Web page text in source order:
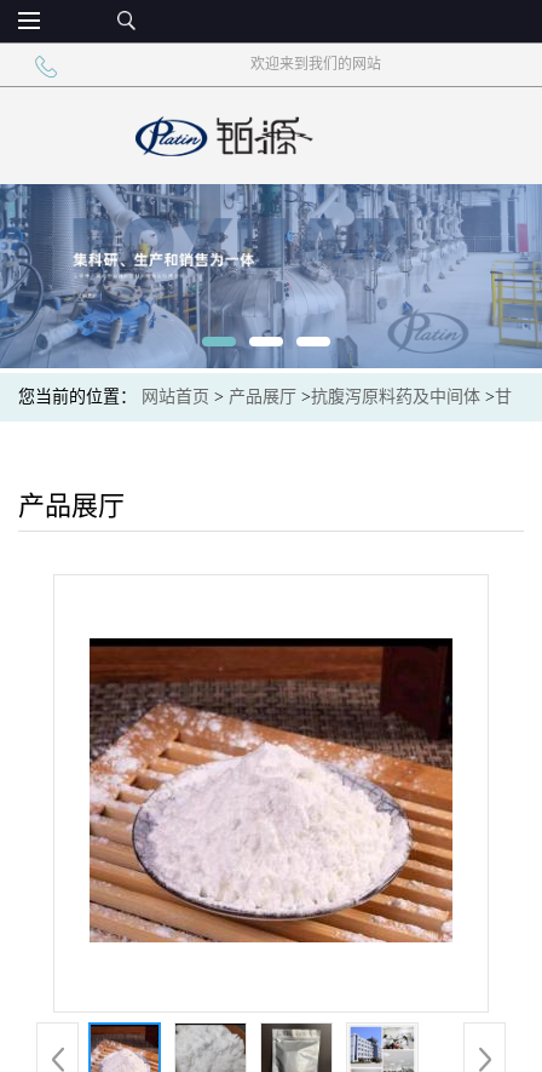
欢迎来到我们的网站
您当前的位置： 网站首页 > 产品展厅 >抗腹泻原料药及中间体 >甘
产品展厅